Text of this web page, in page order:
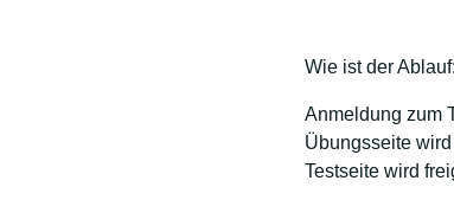
Wie ist der Ablauf:
Anmeldung zum
Übungsseite
Testseite wird